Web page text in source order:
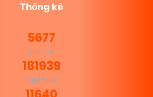
Thống kê
5677
TRUYỆN
181939
CHƯƠNG